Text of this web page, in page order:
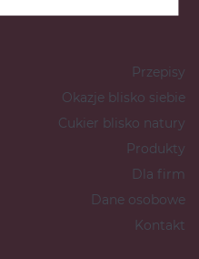
Przepisy
Okazje blisko siebie
Cukier blisko natury
Produkty
Dla firm
Dane osobowe
Kontakt